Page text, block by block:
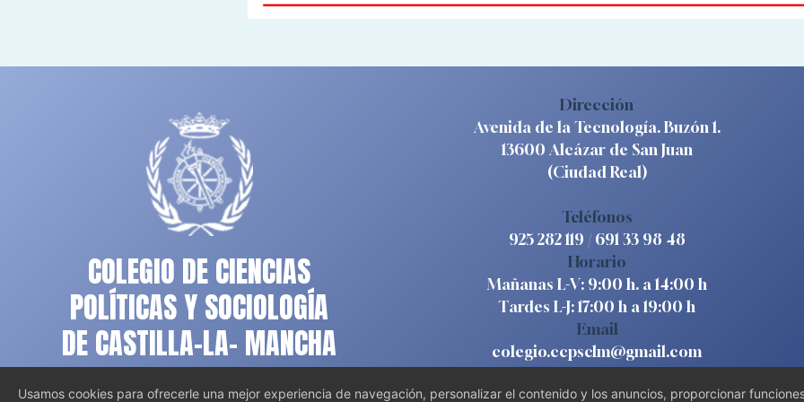
COLEGIO DE CIENCIAS
POLÍTICAS Y SOCIOLOGÍA
DE CASTILLA-LA- MANCHA
Dirección
Avenida de la Tecnología. Buzón 1.
13600 Alcázar de San Juan
(Ciudad Real)
Teléfonos
925 282 119 / 691 33 98 48
Horario
Mañanas L-V: 9:00 h. a 14:00 h
Tardes L-J: 17:00 h a 19:00 h
Email
colegio.ccpsclm@gmail.com
Usamos cookies para ofrecerle una mejor experiencia de navegación, personalizar el contenido y los anuncios, proporcionar